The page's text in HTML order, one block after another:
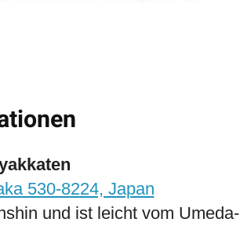
530‑8224, Japan
und ist leicht vom Umeda-